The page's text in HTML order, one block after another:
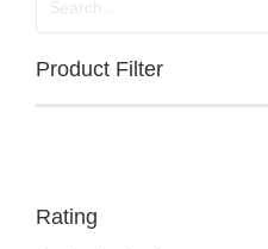
Product Filter
Rating